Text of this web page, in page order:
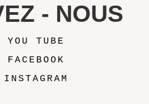
- NOUS
YOU TUBE
FACEBOOK
INSTAGRAM